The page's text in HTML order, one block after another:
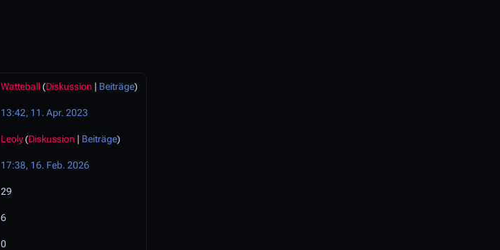
Watteball(Diskussion | Beiträge)
13:42, 11. Apr. 2023
Leoly(Diskussion | Beiträge)
17:38, 16. Feb. 2026
29
6
0